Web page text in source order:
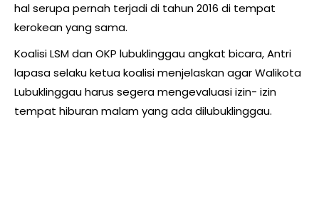
hal serupa pernah terjadi di tahun 2016 di tempat
kerokean yang sama.
Koalisi LSM dan OKP lubuklinggau angkat bicara, Antri
lapasa selaku ketua koalisi menjelaskan agar Walikota
Lubuklinggau harus segera mengevaluasi izin- izin
tempat hiburan malam yang ada dilubuklinggau.